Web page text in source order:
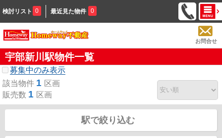
検討リスト 0 最近見た物件 0
お問合せ
宇部新川駅物件一覧
募集中のみ表示
該当物件 1 区画
販売数 1 区画
駅で絞り込む